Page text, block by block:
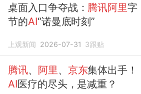
桌面入口争夺战： 腾讯阿里字
节的AI“诺曼底时刻”
上观新闻 2026-07-31 3跟贴
腾讯、 阿里、 京东集体出手！
AI医疗的尽头，是减重？